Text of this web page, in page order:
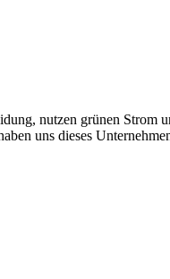
nutzen grünen Strom
uns dieses